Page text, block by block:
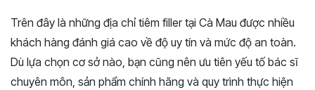
Trên đây là những địa chỉ tiêm filler tại Cà Mau được nhiều
khách hàng đánh giá cao về độ uy tín và mức độ an toàn.
Dù lựa chọn cơ sở nào, bạn cũng nên ưu tiên yếu tố bác sĩ
chuyên môn, sản phẩm chính hãng và quy trình thực hiện